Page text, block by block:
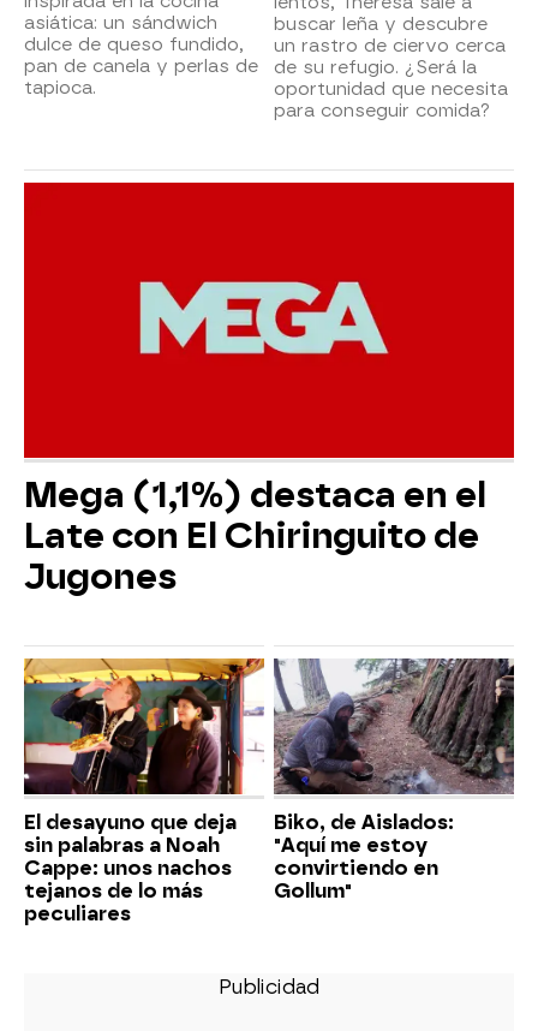
asiática: un sándwich
dulce de queso fundido,
pan de canela y perlas de
tapioca.
buscar leña y descubre
un rastro de ciervo cerca
de su refugio. ¿Será la
oportunidad que necesita
para conseguir comida?
Mega (1,1%) destaca en el
Late con El Chiringuito de
Jugones
El desayuno que deja
sin palabras a Noah
Cappe: unos nachos
tejanos de lo más
peculiares
Biko, de Aislados:
"Aquí me estoy
convirtiendo en
Gollum"